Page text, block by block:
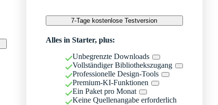
7-Tage kostenlose Testversion
Alles in Starter, plus:
Unbegrenzte Downloads
Vollständiger Bibliothekszugang
Professionelle Design-Tools
Premium-KI-Funktionen
Ein Paket pro Monat
Keine Quellenangabe erforderlich